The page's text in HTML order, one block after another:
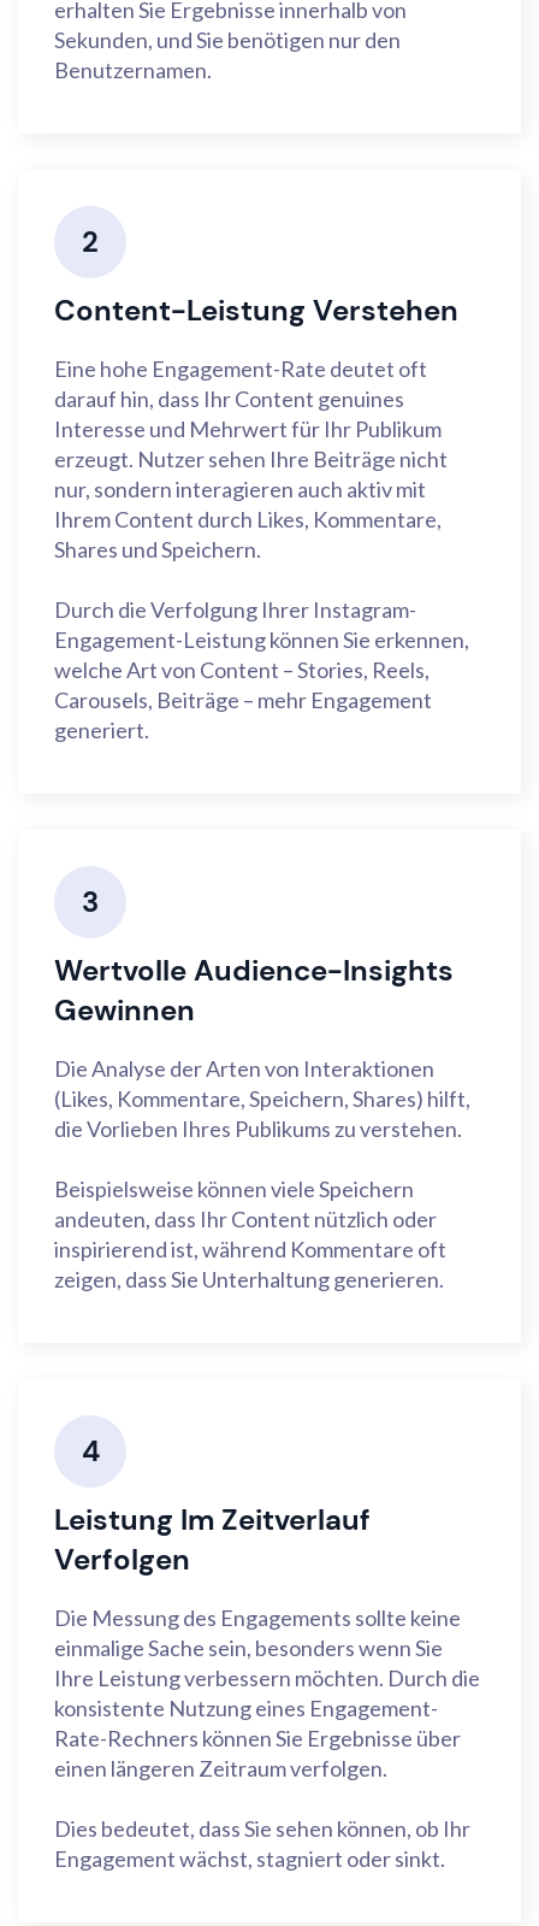
erhalten Sie Ergebnisse innerhalb von
Sekunden, und Sie benötigen nur den
Benutzernamen.
2
Content-Leistung Verstehen
Eine hohe Engagement-Rate deutet oft
darauf hin, dass Ihr Content genuines
Interesse und Mehrwert für Ihr Publikum
erzeugt. Nutzer sehen Ihre Beiträge nicht
nur, sondern interagieren auch aktiv mit
Ihrem Content durch Likes, Kommentare,
Shares und Speichern.
Durch die Verfolgung Ihrer Instagram-
Engagement-Leistung können Sie erkennen,
welche Art von Content – Stories, Reels,
Carousels, Beiträge – mehr Engagement
generiert.
3
Wertvolle Audience-Insights
Gewinnen
Die Analyse der Arten von Interaktionen
(Likes, Kommentare, Speichern, Shares) hilft,
die Vorlieben Ihres Publikums zu verstehen.
Beispielsweise können viele Speichern
andeuten, dass Ihr Content nützlich oder
inspirierend ist, während Kommentare oft
zeigen, dass Sie Unterhaltung generieren.
4
Leistung Im Zeitverlauf
Verfolgen
Die Messung des Engagements sollte keine
einmalige Sache sein, besonders wenn Sie
Ihre Leistung verbessern möchten. Durch die
konsistente Nutzung eines Engagement-
Rate-Rechners können Sie Ergebnisse über
einen längeren Zeitraum verfolgen.
Dies bedeutet, dass Sie sehen können, ob Ihr
Engagement wächst, stagniert oder sinkt.